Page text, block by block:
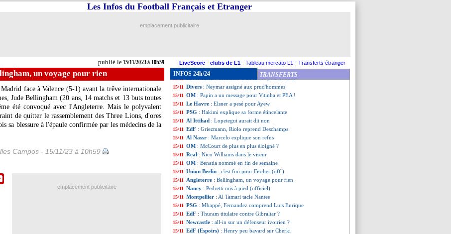
publié le15/11/2023 à 10h59
Les Infos du Football Français et Etranger
emplacement publicitaire
LiveScore - clubs de L1 - Tableau mercato L1 - Transferts étranger
un voyage pour rien
face à Valence (5-1) avant la trêve internationale
JudeBellingham (20 ans, 14 matchs et 13 buts toutes
été convoqué avec l'Angleterre. Mais le polyvalent
de quitter le rassemblement des Three Lions, d'ores
sa blessure à l'épaule confirmée par les médecins de la
Campos - 15/11/23 à 10h59
INFOS 24h/24 TRANSFERTS
15/11 Bayern: Kane, les gros regrets de Ferdinand
15/11 Barça: combien coûtera João Félix ?
15/11 EdF: Restes n'est "pas pressé"
15/11 Bayern : une belle prime à venir pour Kane ?
15/11 CdM (U17): la France qualifiée pour les 8es
: Grimaldo a un faible pour le Real
15/11 Divers : Neymar assigné aux prud'hommes
15/11 OM : Papin a un message pour Vitinha et PEA !
15/11 Le Havre : Elsner a pesé pour Ayew
15/11 PSG : Hakimi explique sa forme étincelante
15/11 Al Ittihad : Lopetegui aurait dit non
15/11 EdF : Griezmann, Riolo reprend Deschamps
15/11 Al Nassr : Marcelo explique son refus
15/11 OM : McCourt de plus en plus éloigné ?
15/11 Real : Nico Williams dans le viseur
15/11 OM : Benatia nommé en fin de semaine
15/11 Union Berlin : c'est fini pour Fischer (off.)
15/11 Angleterre : Bellingham, un voyage pour rien
15/11 Nancy : Pedretti mis à pied (officiel)
15/11 Montpellier : Al Tamari tacle Nantes
15/11 PSG : Mbappé, Fernandez comprend Luis Enrique
15/11 EdF : Thuram titulaire contre Gibraltar ?
15/11 Newcastle : all-in sur un défenseur ivoirien ?
15/11 EdF (Espoirs) : Henry peu bavard sur Cherki
emplacement publicitaire